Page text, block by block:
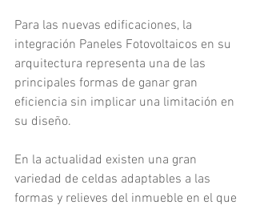
Para las nuevas edificaciones, la
integración Paneles Fotovoltaicos en su
arquitectura representa una de las
principales formas de ganar gran
eficiencia sin implicar una limitación en
su diseño.
En la actualidad existen una gran
variedad de celdas adaptables a las
formas y relieves del inmueble en el que